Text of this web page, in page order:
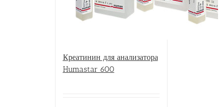
Креатинин для анализатора
Humastar 600